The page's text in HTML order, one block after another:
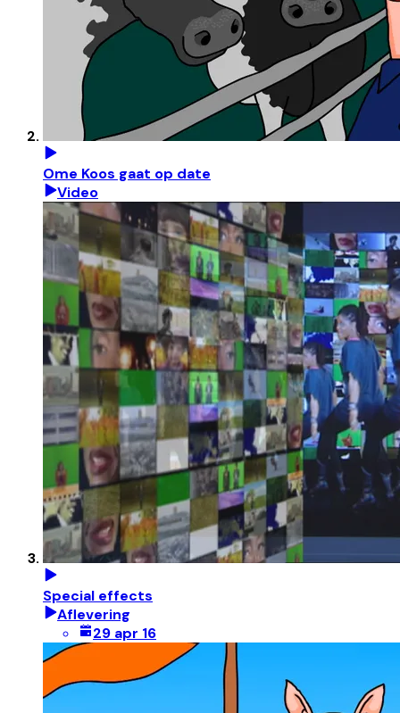
Ome Koos gaat op date
Video
Special effects
Aflevering
29 apr 16